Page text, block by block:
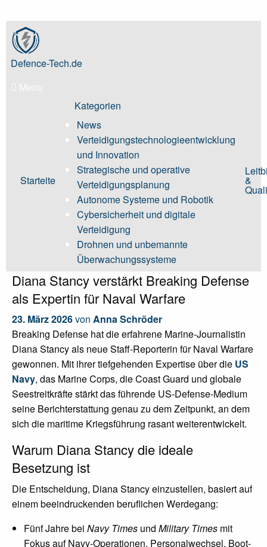
Skip
to
content
Defence-Tech.de
Menu
Starteite
Kategorien
News
Verteidigungstechnologieentwicklung
und Innovation
Strategische und operative
Verteidigungsplanung
Autonome Systeme und Robotik
Cybersicherheit und digitale
Verteidigung
Drohnen und unbemannte
Überwachungssysteme
&
Diana Stancy verstärkt Breaking Defense
als Expertin für Naval Warfare
23. März 2026von Anna Schröder
Breaking Defense hat die erfahrene Marine-Journalistin
Diana Stancy als neue Staff-Reporterin für Naval Warfare
gewonnen. Mit ihrer tiefgehenden Expertise über die US
Navy, das Marine Corps, die Coast Guard und globale
Seestreitkräfte stärkt das führende US-Defense-Medium
seine Berichterstattung genau zu dem Zeitpunkt, an dem
sich die maritime Kriegsführung rasant weiterentwickelt.
Warum Diana Stancy die ideale
Besetzung ist
Die Entscheidung, Diana Stancy einzustellen, basiert auf
einem beeindruckenden beruflichen Werdegang:
Fünf Jahre bei Navy Times und Military Times mit
Fokus auf Navy-Operationen, Personalwechsel, Boot-